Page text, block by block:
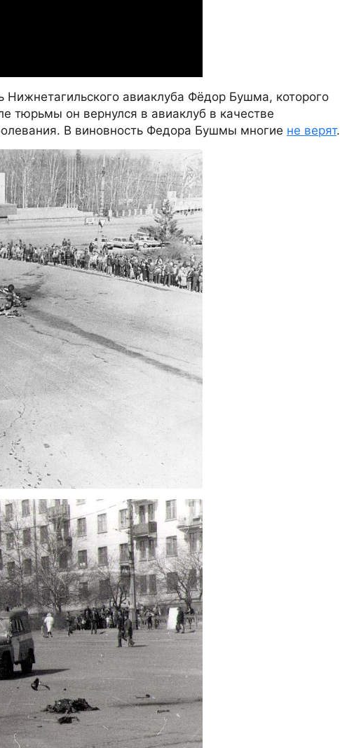
авиаклуба Фёдор Бушма, которого
тюрьмы он вернулся в авиаклуб в качестве
В виновность Федора Бушмы многие не верят.